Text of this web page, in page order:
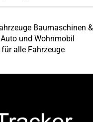
Baumaschinen
und Wohnmobil
alle Fahrzeuge